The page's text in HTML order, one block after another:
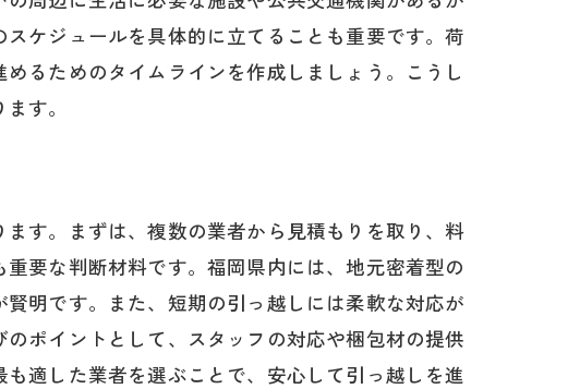
ケジュールを具体的に立てることも重要です。荷
るためのタイムラインを作成しましょう。こうし
す。
す。まずは、複数の業者から見積もりを取り、料
要な判断材料です。福岡県内には、地元密着型の
明です。また、短期の引っ越しには柔軟な対応が
ポイントとして、スタッフの対応や梱包材の提供
適した業者を選ぶことで、安心して引っ越しを進